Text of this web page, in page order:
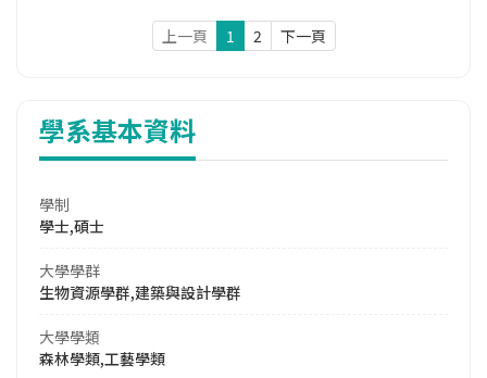
上一頁 1 2 下一頁
學系基本資料
學制
學士,碩士
大學學群
生物資源學群,建築與設計學群
大學學類
森林學類,工藝學類